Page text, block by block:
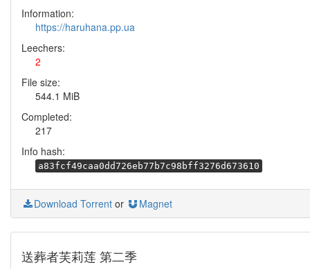
Information:
https://haruhana.pp.ua
Leechers:
2
File size:
544.1 MiB
Completed:
217
Info hash:
a83fcf49caa0dd726eb77b7c98bff3276d673610
Download Torrent or Magnet
送葬者芙莉莲 第二季